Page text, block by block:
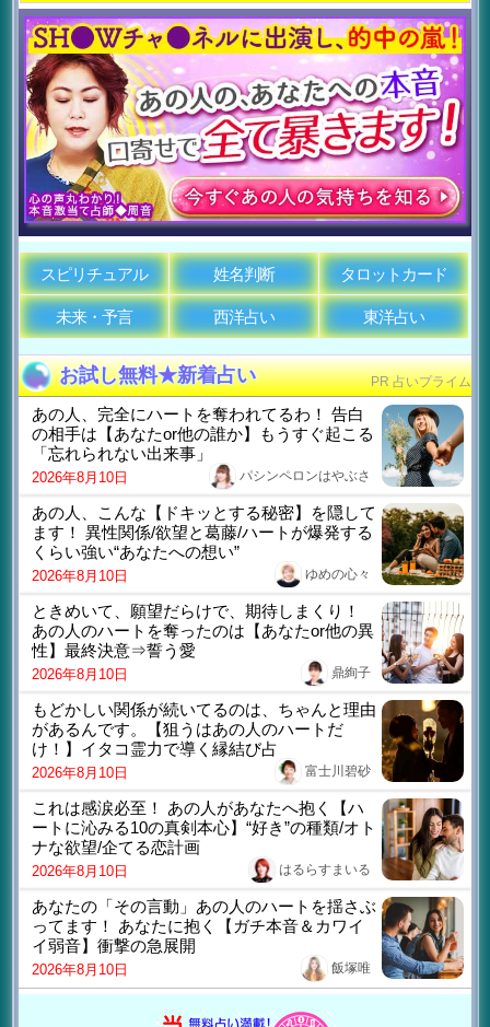
スピリチュアル 姓名判断 タロットカード
未来・予言 西洋占い 東洋占い
お試し無料★新着占い PR 占いプライム